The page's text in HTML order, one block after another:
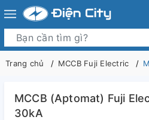
Trang chủ MCCB Fuji Electric
MCCB (Aptomat) Fuji
30kA